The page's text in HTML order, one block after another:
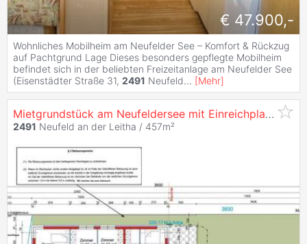
€ 47.900,-
Wohnliches Mobilheim am Neufelder See – Komfort & Rückzug
auf Pachtgrund Lage Dieses besonders gepflegte Mobilheim
befindet sich in der beliebten Freizeitanlage am Neufelder See
(Eisenstädter Straße 31, 2491 Neufeld... [Mehr]
Mietgrundstück am Neufeldersee mit Einreichplan für 120m2 Bungalow
2491 Neufeld an der Leitha / 457m²